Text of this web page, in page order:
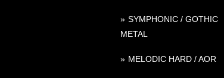
SYMPHONIC / GOTHIC
METAL
MELODIC HARD / AOR